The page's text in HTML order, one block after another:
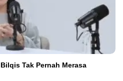
Tak Pernah Merasa